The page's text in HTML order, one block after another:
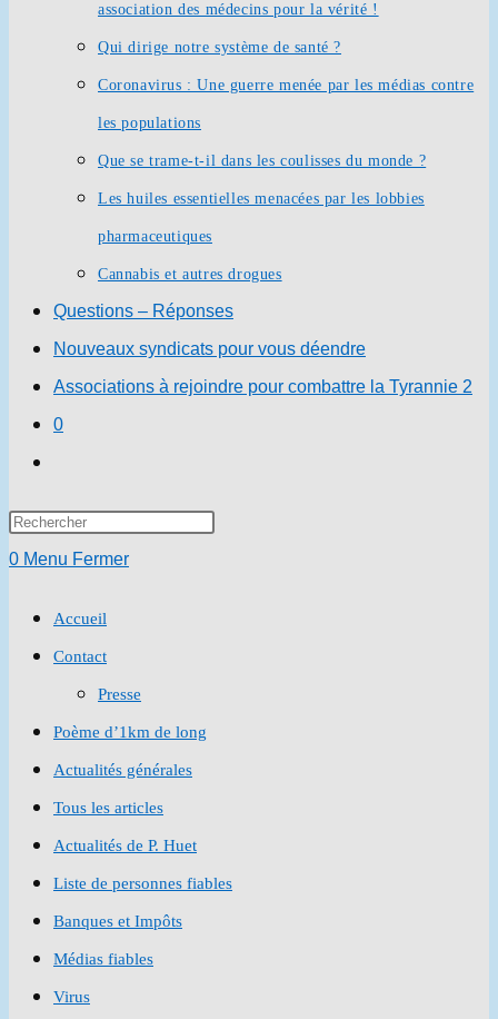
association des médecins pour la vérité !
Qui dirige notre système de santé ?
Coronavirus : Une guerre menée par les médias contre
les populations
Que se trame-t-il dans les coulisses du monde ?
Les huiles essentielles menacées par les lobbies
pharmaceutiques
Cannabis et autres drogues
Questions – Réponses
Nouveaux syndicats pour vous déendre
Associations à rejoindre pour combattre la Tyrannie 2
0
search
Press
0 Menu Fermer
Accueil
Contact
Presse
Poème d’1km de long
Actualités générales
Tous les articles
Actualités de P. Huet
Liste de personnes fiables
Banques et Impôts
Médias fiables
Virus